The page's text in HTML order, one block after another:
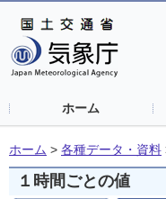
ホーム
ホーム > 各種データ・資料
１時間ごとの値